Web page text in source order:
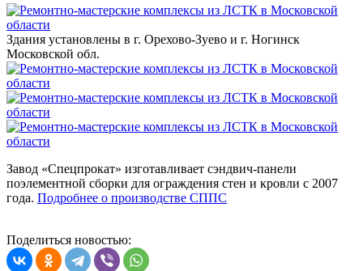
Здания установлены в г. Орехово-Зуево и г. Ногинск
Московской обл.
Завод «Спецпрокат» изготавливает сэндвич-панели
поэлементной сборки для ограждения стен и кровли с 2007
года. Подробнее о производстве СППС
Поделиться новостью: